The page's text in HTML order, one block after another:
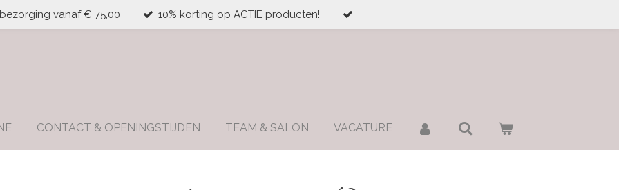
vanaf € 75,00 10% korting op ACTIE producten!
CONTACT & OPENINGSTIJDEN TEAM & SALON VACATURE